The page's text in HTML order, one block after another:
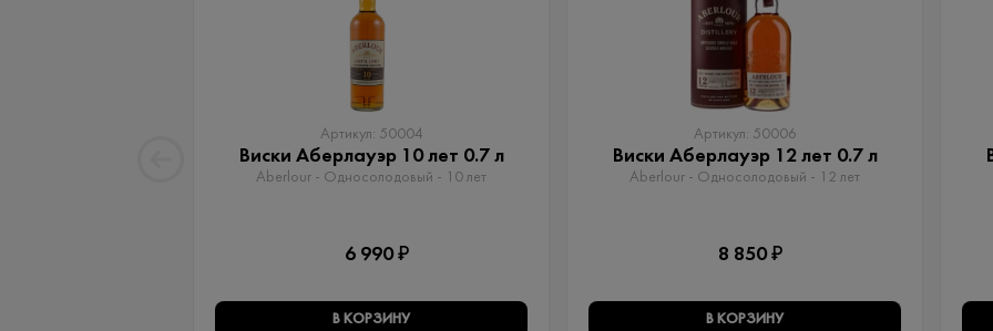
Артикул: 50004
Виски Аберлауэр 10 лет 0.7 л
Aberlour - Односолодовый​ - 10 лет
6 990 ₽
В КОРЗИНУ
Артикул: 50006
Виски Аберлауэр 12 лет 0.7 л
Aberlour - Односолодовый​ - 12 лет
8 850 ₽
В КОРЗИНУ